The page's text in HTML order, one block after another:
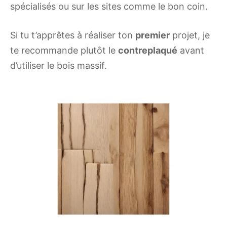
spécialisés ou sur les sites comme le bon coin.
Si tu t’apprêtes à réaliser ton premier projet, je
te recommande plutôt le contreplaqué avant
d’utiliser le bois massif.